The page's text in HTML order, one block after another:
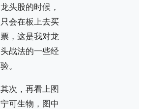
龙头股的时候，
只会在板上去买
票，这是我对龙
头战法的一些经
验。
其次，再看上图
宁可生物，图中